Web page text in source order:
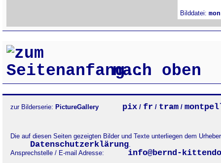
Bilddatei:
nach oben
zur Bilderserie: PictureGallery pix / fr / tram /
Die auf diesen Seiten gezeigten Bilder und Texte unterliegen dem
Datenschutzerklärung.
Ansprechstelle / E-mail Adresse:
info@bernd-